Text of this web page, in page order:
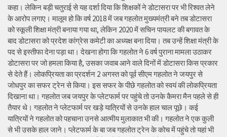
कहा। लेकिन बड़ी चतुराई से यह दर्शा दिया कि शिक्षकों ने डोटासरा पर भी रिश्वत लेने
के आरोप लगाए। मालूम हो कि वर्ष 2018 में जब गहलोत मुख्यमंत्री बने तब डोटासरा
को स्कूली शिक्षा मंत्री बनाया गया था, लेकिन 2020 में सचिन पायलट की बगावत के
बाद डोटासरा को प्रदेश कांग्रेस कमेटी का अध्यक्ष बना दिया। तब उन्हें शिक्षा मंत्री के
पद से इस्तीफा देना पड़ा था। देखना होगा कि गहलोत ने 6 वर्ष पुराना मामला उठाकर
डोटासरा पर जो हमला किया है, उसका जवाब आने वाले दिनों में डोटासरा किस प्रकार
से देते हैं। लोकप्रियता का प्रदर्शन 2 अगस्त को पूर्व सीएम गहलोत ने जयपुर से
जोधपुर का सफर ट्रेन से किया। इस सफर के पीछे गहलोत को स्वयं की लोकप्रियता
दिखाना था। गहलोत जब जयपुर के प्लेटफार्म पर पहुंचे तो उनके कैमरा मैन पहले से ही
तैयार थे। गहलोत ने प्लेटफार्म पर खड़े यात्रियों से उनके हाल चाल पूछे। कई
यात्रियों ने गहलोत को पहचाना उनसे आत्मीय मुलाकात भी की। गहलोत ने एक कुली
से भी उसके हाल जाने। प्लेटफार्म के बा जब गहलोत ट्रेन के कोच में पहुंचे तो यहां भी